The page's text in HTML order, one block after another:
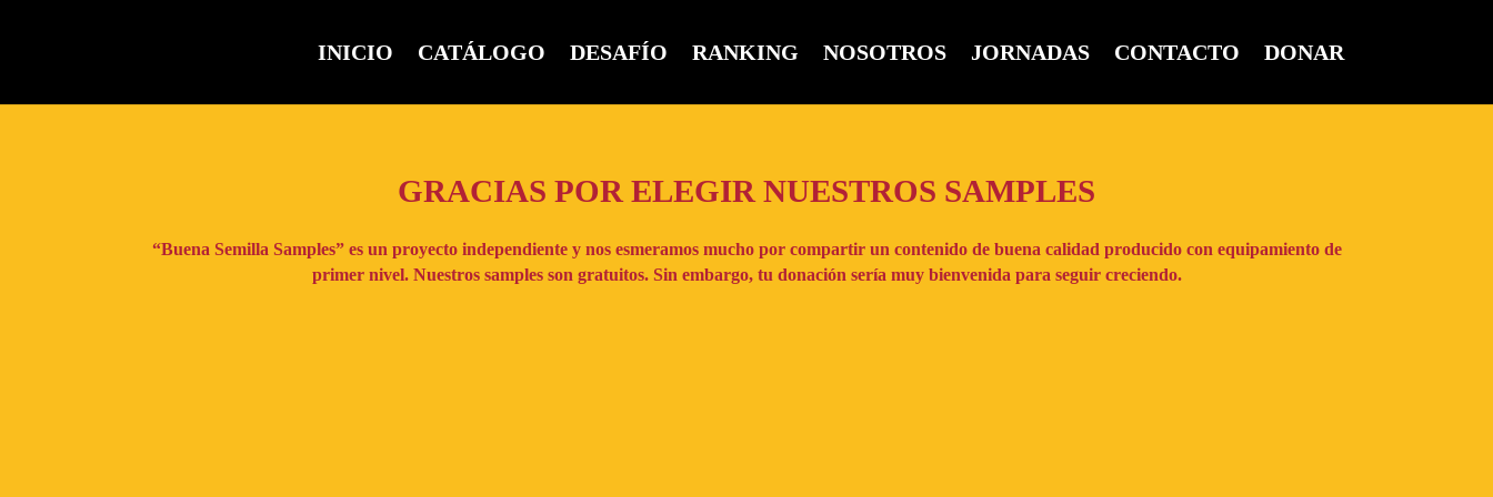
INICIO CATÁLOGO DESAFÍO RANKING NOSOTROS JORNADAS CONTACTO DONAR
GRACIAS POR ELEGIR NUESTROS SAMPLES
“Buena Semilla Samples” es un proyecto independiente y nos esmeramos mucho por compartir un contenido de buena calidad producido con equipamiento de
primer nivel. Nuestros samples son gratuitos. Sin embargo, tu donación sería muy bienvenida para seguir creciendo.